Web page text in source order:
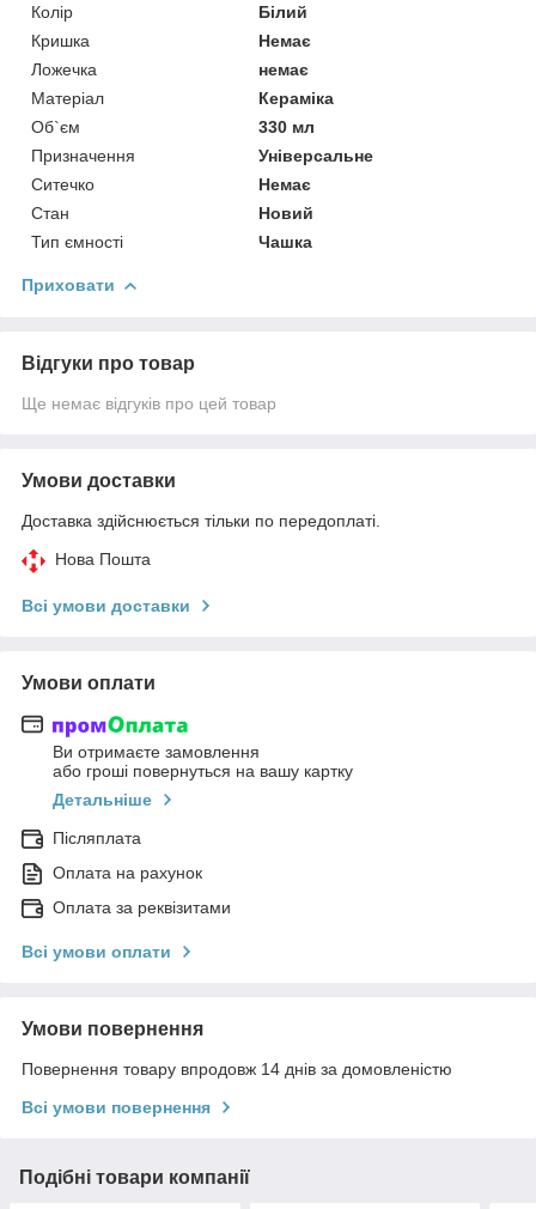
Колір
Білий
Кришка
Немає
Ложечка
немає
Матеріал
Кераміка
Об`єм
330 мл
Призначення
Універсальне
Ситечко
Немає
Стан
Новий
Тип ємності
Чашка
Приховати
Відгуки про товар
Ще немає відгуків про цей товар
Умови доставки
Доставка здійснюється тільки по передоплаті.
Нова Пошта
Всі умови доставки
Умови оплати
Ви отримаєте замовлення
або гроші повернуться на вашу картку
Детальніше
Післяплата
Оплата на рахунок
Оплата за реквізитами
Всі умови оплати
Умови повернення
Повернення товару впродовж 14 днів за домовленістю
Всі умови повернення
Подібні товари компанії